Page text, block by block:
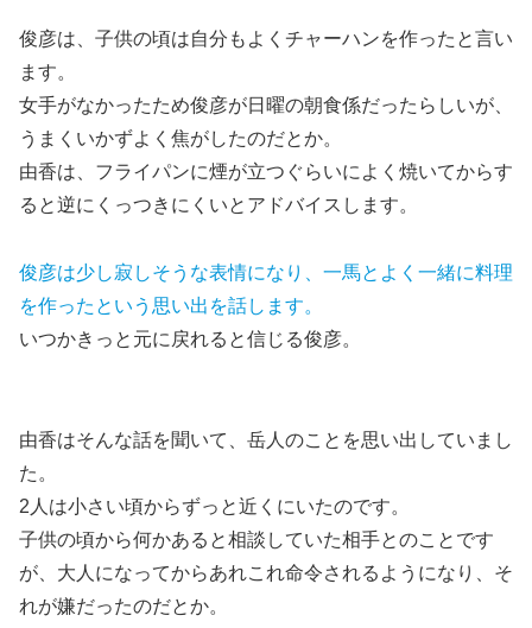
俊彦は、子供の頃は自分もよくチャーハンを作ったと言い
ます。
女手がなかったため俊彦が日曜の朝食係だったらしいが、
うまくいかずよく焦がしたのだとか。
由香は、フライパンに煙が立つぐらいによく焼いてからす
ると逆にくっつきにくいとアドバイスします。
俊彦は少し寂しそうな表情になり、一馬とよく一緒に料理
を作ったという思い出を話します。
いつかきっと元に戻れると信じる俊彦。
由香はそんな話を聞いて、岳人のことを思い出していまし
た。
2人は小さい頃からずっと近くにいたのです。
子供の頃から何かあると相談していた相手とのことです
が、大人になってからあれこれ命令されるようになり、そ
れが嫌だったのだとか。